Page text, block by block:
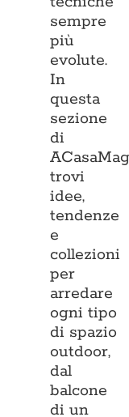
sempre
più
evolute.
In
questa
sezione
di
trovi
idee,
tendenze
e
collezioni
per
arredare
ogni tipo
di spazio
outdoor,
dal
balcone
di un